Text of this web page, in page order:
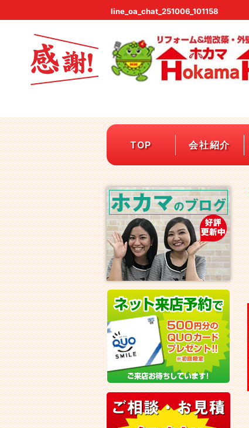
line_oa_chat_251006_101158
TOP 会社紹介